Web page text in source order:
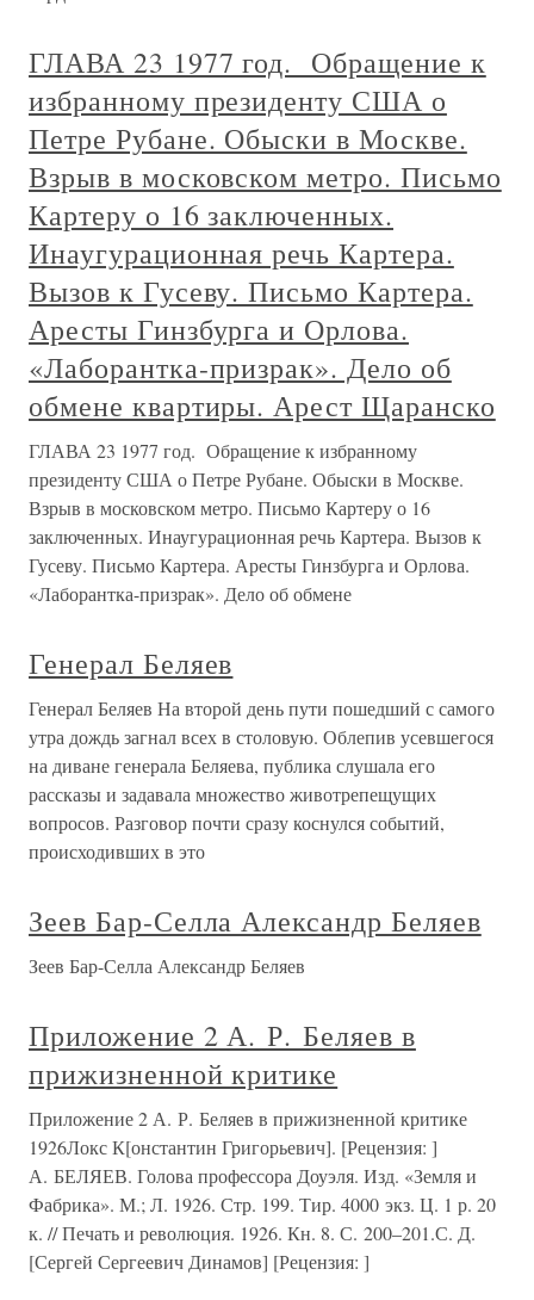
ГЛАВА 23 1977 год. Обращение к
избранному президенту США о
Петре Рубане. Обыски в Москве.
Взрыв в московском метро. Письмо
Картеру о 16 заключенных.
Инаугурационная речь Картера.
Вызов к Гусеву. Письмо Картера.
Аресты Гинзбурга и Орлова.
«Лаборантка-призрак». Дело об
обмене квартиры. Арест Щаранско
ГЛАВА 23 1977 год. Обращение к избранному
президенту США о Петре Рубане. Обыски в Москве.
Взрыв в московском метро. Письмо Картеру о 16
заключенных. Инаугурационная речь Картера. Вызов к
Гусеву. Письмо Картера. Аресты Гинзбурга и Орлова.
«Лаборантка-призрак». Дело об обмене
Генерал Беляев
Генерал Беляев На второй день пути пошедший с самого
утра дождь загнал всех в столовую. Облепив усевшегося
на диване генерала Беляева, публика слушала его
рассказы и задавала множество животрепещущих
вопросов. Разговор почти сразу коснулся событий,
происходивших в это
Зеев Бар-Селла Александр Беляев
Зеев Бар-Селла Александр Беляев
Приложение 2 А. Р. Беляев в
прижизненной критике
Приложение 2 А. Р. Беляев в прижизненной критике
1926Локс К[онстантин Григорьевич]. [Рецензия: ]
А. БЕЛЯЕВ. Голова профессора Доуэля. Изд. «Земля и
Фабрика». М.; Л. 1926. Стр. 199. Тир. 4000 экз. Ц. 1 р. 20
к. // Печать и революция. 1926. Кн. 8. С. 200–201.С. Д.
[Сергей Сергеевич Динамов] [Рецензия: ]